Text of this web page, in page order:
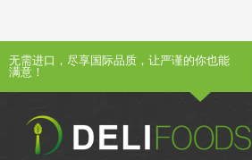
无需进口，尽享国际品质，让严谨的你也能
满意！